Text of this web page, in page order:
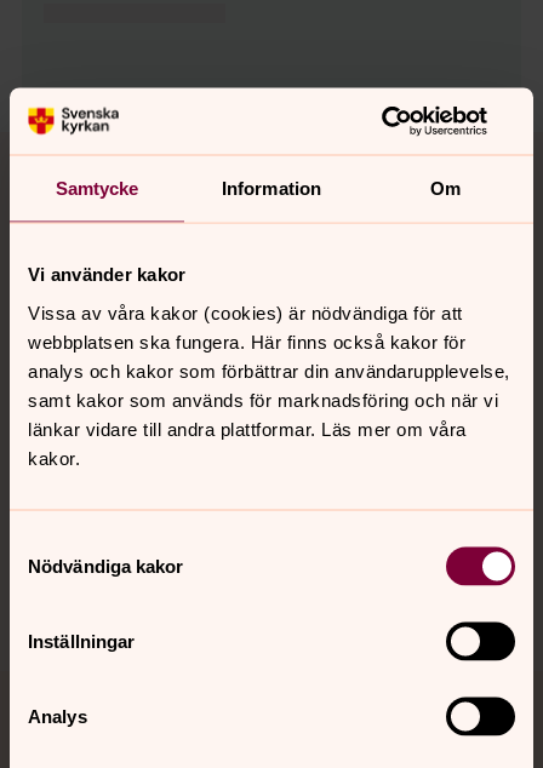
Samtycke Information Om
Vi använder kakor
Vissa av våra kakor (cookies) är nödvändiga för att
webbplatsen ska fungera. Här finns också kakor för
analys och kakor som förbättrar din användarupplevelse,
samt kakor som används för marknadsföring och när vi
länkar vidare till andra plattformar. Läs mer om våra
kakor.
Nödvändiga kakor
Inställningar
Analys
Tillbaka till toppen
Tillbaka till innehållet
Kontakt
Kalender
Hitta snabbt
Jourhavande präst